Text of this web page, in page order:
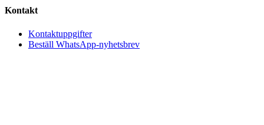
Kontakt
Kontaktuppgifter
Beställ WhatsApp-nyhetsbrev